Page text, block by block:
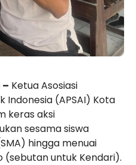
– Ketua Asosiasi
Indonesia (APSAI) Kota
keras aksi
sesama siswa
hingga menuai
(sebutan untuk Kendari).